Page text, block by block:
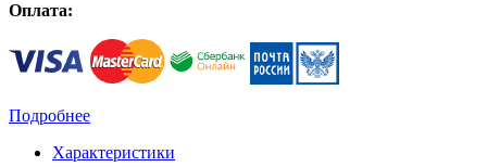
Оплата:
Подробнее
Характеристики